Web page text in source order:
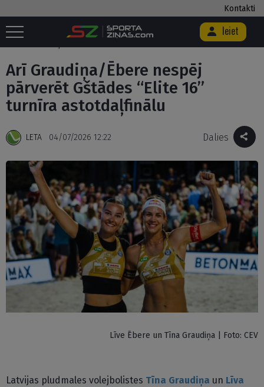
Kontakti
Ieiet
Sākums
Arī Graudiņa/Ēbere nespēj pārverēt Gštādes “Elite 16”
Arī Graudiņa/Ēbere nespēj
pārverēt Gštādes “Elite 16”
turnīra astotdaļfinālu
LETA 04/07/2026 12:22 Dalies
Līve Ēbere un Tīna Graudiņa | Foto: CEV
Latvijas pludmales volejbolistes Tīna Graudiņa un Līva